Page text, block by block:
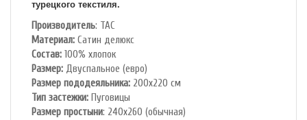
турецкого текстиля.
Производитель: TAC
Материал: Сатин делюкс
Состав: 100% хлопок
Размер: Двуспальное (евро)
Размер пододеяльника: 200х220 см
Тип застежки: Пуговицы
Размер простыни: 240х260 (обычная)